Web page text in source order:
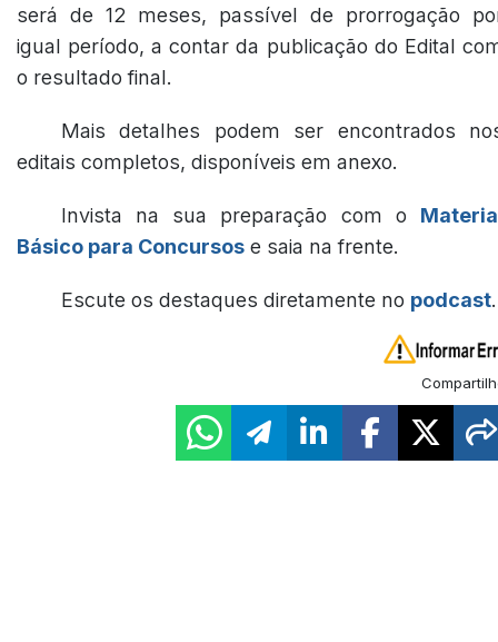
será de 12 meses, passível de prorrogação
igual período, a contar da publicação do Edital
o resultado final.
Mais detalhes podem ser encontrados
editais completos, disponíveis em anexo.
Invista na sua preparação com o
Básico para Concursos e saia na frente.
Escute os destaques diretamente no podcast.